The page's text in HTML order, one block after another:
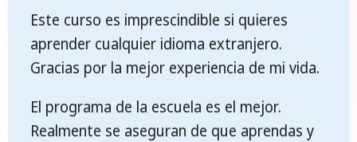
Este curso es imprescindible si quieres
aprender cualquier idioma extranjero.
Gracias por la mejor experiencia de mi vida.
El programa de la escuela es el mejor.
Realmente se aseguran de que aprendas y